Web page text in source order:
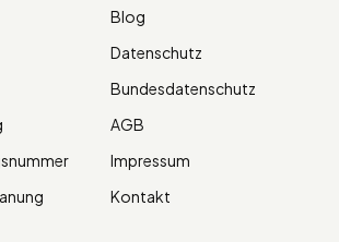
Blog
Datenschutz
Bundesdatenschutz
AGB
Impressum
Kontakt